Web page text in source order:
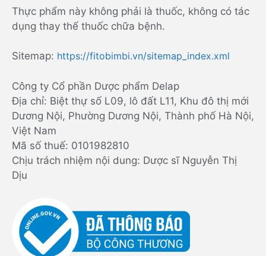
Thực phẩm này không phải là thuốc, không có tác
dụng thay thế thuốc chữa bệnh.
Sitemap: https://fitobimbi.vn/sitemap_index.xml
Công ty Cổ phần Dược phẩm Delap
Địa chỉ: Biệt thự số L09, lô đất L11, Khu đô thị mới
Dương Nội, Phường Dương Nội, Thành phố Hà Nội,
Việt Nam
Mã số thuế: 0101982810
Chịu trách nhiệm nội dung: Dược sĩ Nguyễn Thị
Dịu